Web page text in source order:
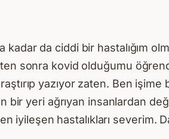
kadar da ciddi bir hastalığım
sonra kovid olduğumu
yazıyor zaten. Ben
yeri ağrıyan insanlardan
iyileşen hastalıkları